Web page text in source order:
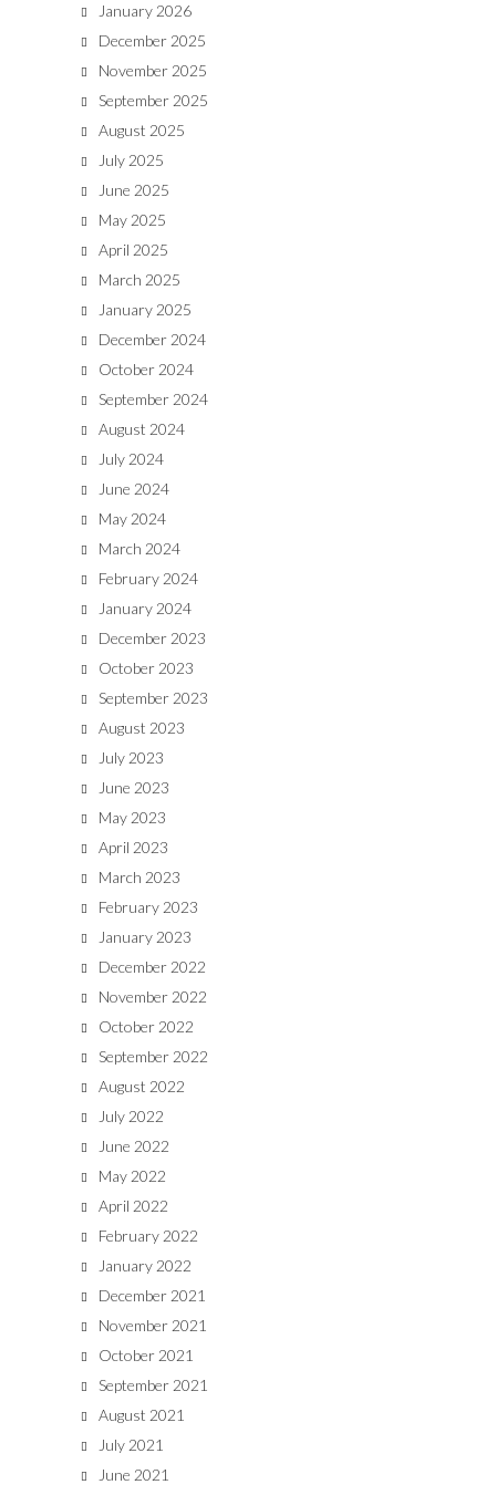
January 2026
December 2025
November 2025
September 2025
August 2025
July 2025
June 2025
May 2025
April 2025
March 2025
January 2025
December 2024
October 2024
September 2024
August 2024
July 2024
June 2024
May 2024
March 2024
February 2024
January 2024
December 2023
October 2023
September 2023
August 2023
July 2023
June 2023
May 2023
April 2023
March 2023
February 2023
January 2023
December 2022
November 2022
October 2022
September 2022
August 2022
July 2022
June 2022
May 2022
April 2022
February 2022
January 2022
December 2021
November 2021
October 2021
September 2021
August 2021
July 2021
June 2021